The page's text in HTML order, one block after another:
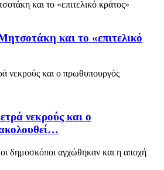
και το «επιτελικό
νεκρούς και ο